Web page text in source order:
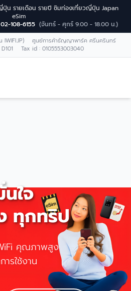
น รายเดือน รายปี ซิมท่องเที่ยวญี่ปุ่น Japan
eSim
108-6155 (จันทร์ - ศุกร์ 9.00 - 18.00 น.)
IWIFI.JP) ศูนย์การค้าธัญญาพาร์ค ศรีนครินทร์
D101 Tax id : 0105553003040
ใจ
ทุกทริป
คุณภาพสูง
รใช้งาน